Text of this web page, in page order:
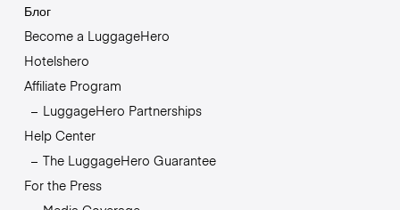
Блог
Become a LuggageHero
Hotelshero
Affiliate Program
LuggageHero Partnerships
Help Center
The LuggageHero Guarantee
For the Press